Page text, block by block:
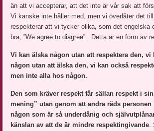
än att vi accepterar, att det inte är vår sak att
Vi kanske inte håller med, men vi överlåter det
respekterar att vi tycker olika, som det engelska
bra; ”We agree to diagree”. Detta är en form av
Vi kan älska någon utan att respektera den, vi
någon utan att älska den, vi kan också
men inte alla hos någon.
Den som kräver respekt får sällan respekt i
mening” utan genom att andra räds personen
någon som är så underdånig och
känslan av att de är mindre respektingivande.